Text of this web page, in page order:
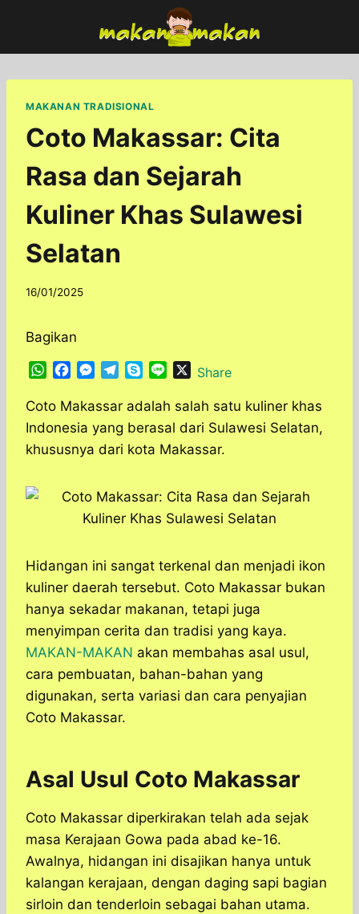
content
MAKANAN TRADISIONAL
Coto Makassar: Cita
Rasa dan Sejarah
Kuliner Khas Sulawesi
Selatan
By
16/01/2025
Bagikan
W
a
t
A
c
e
o
k
M
s
s
e
n
e
r
l
e
g
r
m
y
p
e
n
e
XShare
Coto Makassar adalah salah satu kuliner khas
Indonesia yang berasal dari Sulawesi Selatan,
khususnya dari kota Makassar.
Hidangan ini sangat terkenal dan menjadi ikon
kuliner daerah tersebut. Coto Makassar bukan
hanya sekadar makanan, tetapi juga
menyimpan cerita dan tradisi yang kaya.
MAKAN-MAKAN akan membahas asal usul,
cara pembuatan, bahan-bahan yang
digunakan, serta variasi dan cara penyajian
Coto Makassar.
Asal Usul Coto Makassar
Coto Makassar diperkirakan telah ada sejak
masa Kerajaan Gowa pada abad ke-16.
Awalnya, hidangan ini disajikan hanya untuk
kalangan kerajaan, dengan daging sapi bagian
sirloin dan tenderloin sebagai bahan utama.